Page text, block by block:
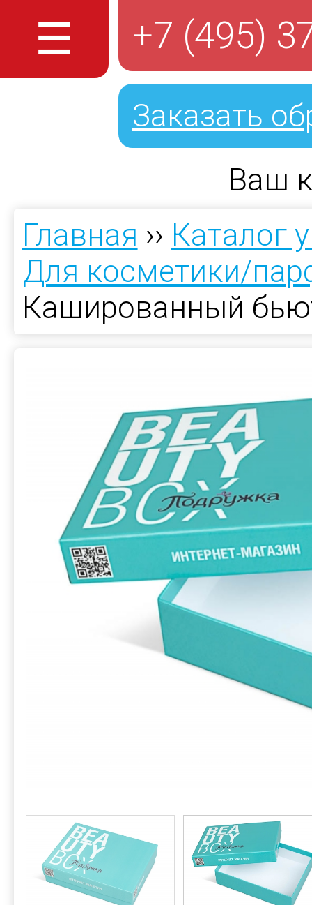
☰ +7 (495)
Заказать
Ваш
Главная ›› Каталог
Для косметики/
Кашированный